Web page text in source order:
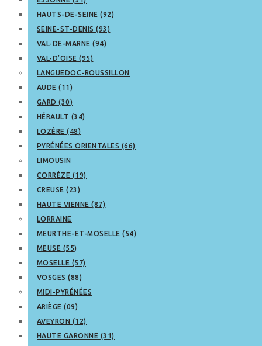
HAUTS-DE-SEINE (92)
SEINE-ST-DENIS (93)
VAL-DE-MARNE (94)
VAL-D’OISE (95)
LANGUEDOC-ROUSSILLON
AUDE (11)
GARD (30)
HÉRAULT (34)
LOZÈRE (48)
PYRÉNÉES ORIENTALES (66)
LIMOUSIN
CORRÈZE (19)
CREUSE (23)
HAUTE VIENNE (87)
LORRAINE
MEURTHE-ET-MOSELLE (54)
MEUSE (55)
MOSELLE (57)
VOSGES (88)
MIDI-PYRÉNÉES
ARIÈGE (09)
AVEYRON (12)
HAUTE GARONNE (31)